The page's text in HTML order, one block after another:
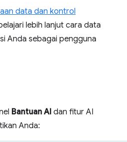
data dan kontrol
lebih lanjut cara data
Anda sebagai pengguna
Bantuan AI dan fitur AI
Anda: